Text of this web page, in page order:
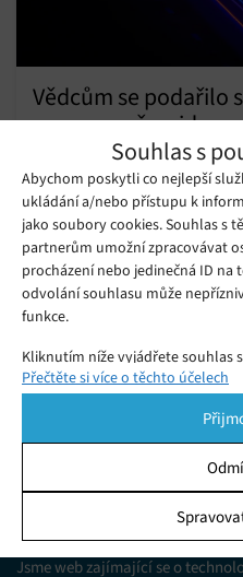
Souhlas s
Abychom poskytli co nejlepší
ukládání a/nebo přístupu k
jako soubory cookies. Souhlas s
partnerům umožní zpracovávat
procházení nebo jedinečná ID
odvolání souhlasu může
funkce.
Kliknutím níže vyjádřete souhlas
podrobnější rozhodnutí. Vaše
pomocí přepínačů v Zásadách
Spravovat souhlas ve spodní
Ukládání a/nebo přístup k
publiku prostřednictvím
Přečtěte si více o těchto účelech
Vědcům se podařilo
nanorozměru, jde o
Neděle 28. 11. 2021 Samuel
Nanoelektronika je obor,
Neděle 19.
Jsme web zajímající se o